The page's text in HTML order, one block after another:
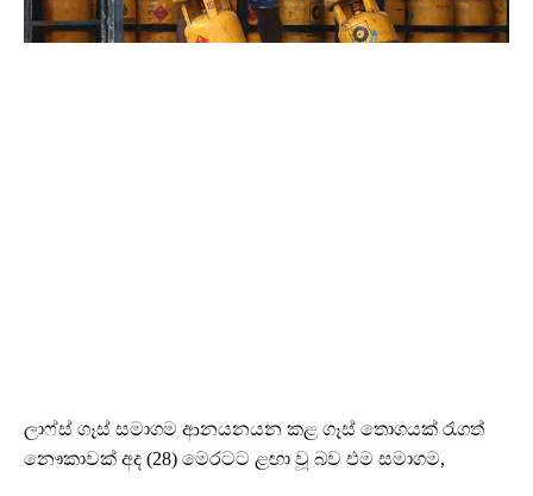
ලාෆ්ස් ගෑස් සමාගම ආනයනයන කළ ගෑස් තොගයක් රැගත්
නෞකාවක් අද (28) මෙරටට ළඟා වූ බව එම සමාගම,